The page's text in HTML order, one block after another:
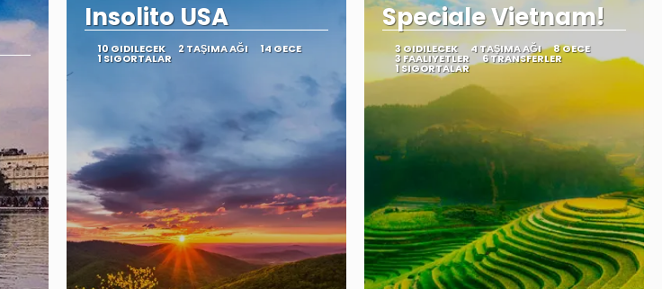
Insolito USA
10 GIDILECEK 2 TAŞIMA AĞI 14 GECE
1 SIGORTALAR
Speciale Vietnam!
3 GIDILECEK 4 TAŞIMA AĞI 8 GECE
3 FAALIYETLER 6 TRANSFERLER
1 SIGORTALAR